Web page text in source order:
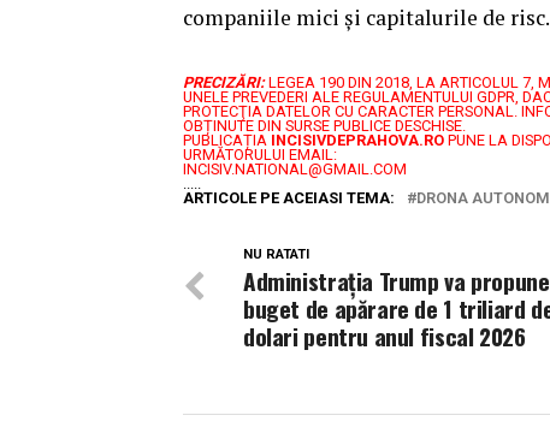
companiile mici și capitalurile de risc.
PRECIZĂRI: LEGEA 190 DIN 2018, LA ARTICOLUL 7,
UNELE PREVEDERI ALE REGULAMENTULUI GDPR,
PROTECŢIA DATELOR CU CARACTER PERSONAL.
OBȚINUTE DIN SURSE PUBLICE DESCHISE.
PUBLICAȚIA INCISIVDEPRAHOVA.RO PUNE LA
URMĂTORULUI EMAIL:
INCISIV.NATIONAL@GMAIL.COM
ARTICOLE PE ACEIASI TEMA:
DRONA
NU RATATI
Administrația Trump va
buget de apărare de 1 triliard
dolari pentru anul fiscal 2026